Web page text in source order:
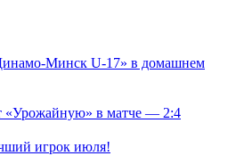
Минск U-17» в домашнем
«Урожайную» в матче — 2:4
игрок июля!